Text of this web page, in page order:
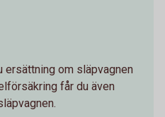
ersättning om släpvagnen
får du även